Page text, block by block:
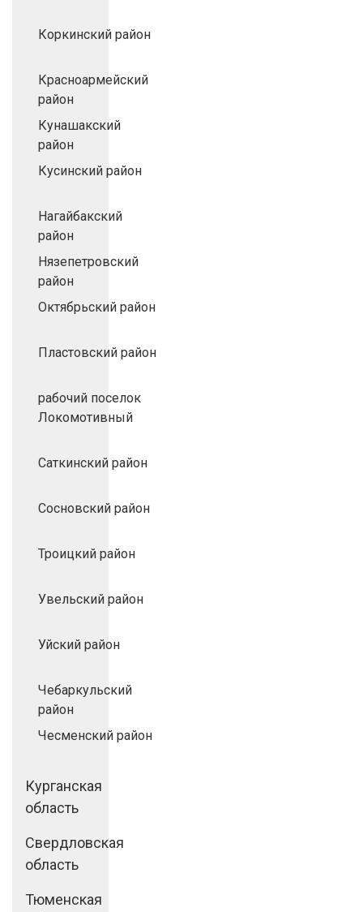
Коркинский район
Красноармейский
район
Кунашакский
район
Кусинский район
Нагайбакский
район
Нязепетровский
район
Октябрьский район
Пластовский район
рабочий поселок
Локомотивный
Саткинский район
Сосновский район
Троицкий район
Увельский район
Уйский район
Чебаркульский
район
Чесменский район
Курганская
область
Свердловская
область
Тюменская